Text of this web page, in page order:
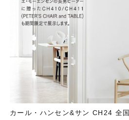
カール・ハンセン&サン CH24 全